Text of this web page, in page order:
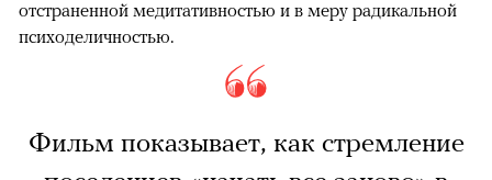
отстраненной медитативностью и в меру радикальной
психоделичностью.
Фильм показывает, как стремление